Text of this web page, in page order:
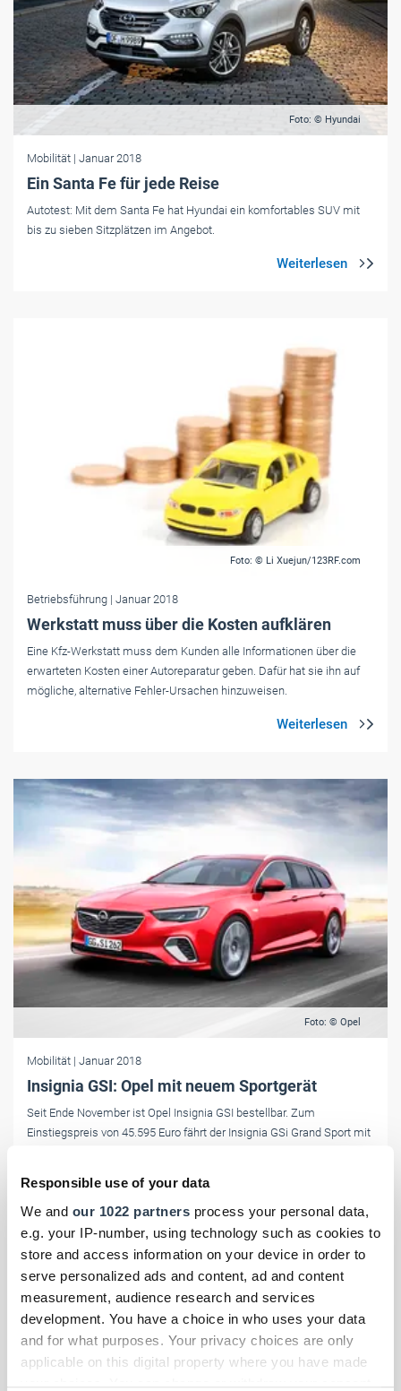
Responsible use of your data
We and our 1022 partners process your personal data,
e.g. your IP-number, using technology such as cookies to
store and access information on your device in order to
serve personalized ads and content, ad and content
measurement, audience research and services
development. You have a choice in who uses your data
and for what purposes. Your privacy choices are only
applicable on this digital property where you have made
Foto: © Hyundai
Mobilität | Januar 2018
Ein Santa Fe für jede Reise
Autotest: Mit dem Santa Fe hat Hyundai ein komfortables SUV mit
bis zu sieben Sitzplätzen im Angebot.
Foto: © Li Xuejun/123RF.com
Betriebsführung | Januar 2018
Werkstatt muss über die Kosten aufklären
Eine Kfz-Werkstatt muss dem Kunden alle Informationen über die
erwarteten Kosten einer Autoreparatur geben. Dafür hat sie ihn auf
mögliche, alternative Fehler-Ursachen hinzuweisen.
Foto: © Opel
Mobilität | Januar 2018
Insignia GSI: Opel mit neuem Sportgerät
Seit Ende November ist Opel Insignia GSI bestellbar. Zum
Einstiegspreis von 45.595 Euro fährt der Insignia GSi Grand Sport mit